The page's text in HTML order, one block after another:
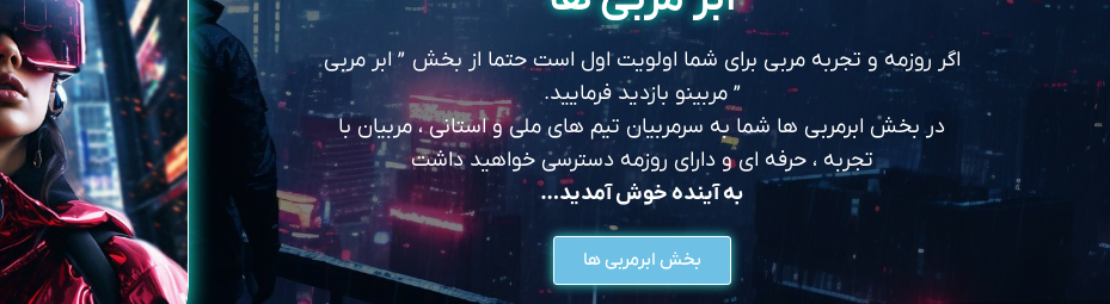
اگر روزمه و تجربه مربی برای شما اولویت اول است حتما از بخش ” ابر مربی
” مربینو بازدید فرمایید.
در بخش ابرمربی ها شما به سرمربیان تیم های ملی و استانی ، مربیان با
تجربه ، حرفه ای و دارای روزمه دسترسی خواهید داشت
به آینده خوش آمدید…
بخش ابرمربی ها